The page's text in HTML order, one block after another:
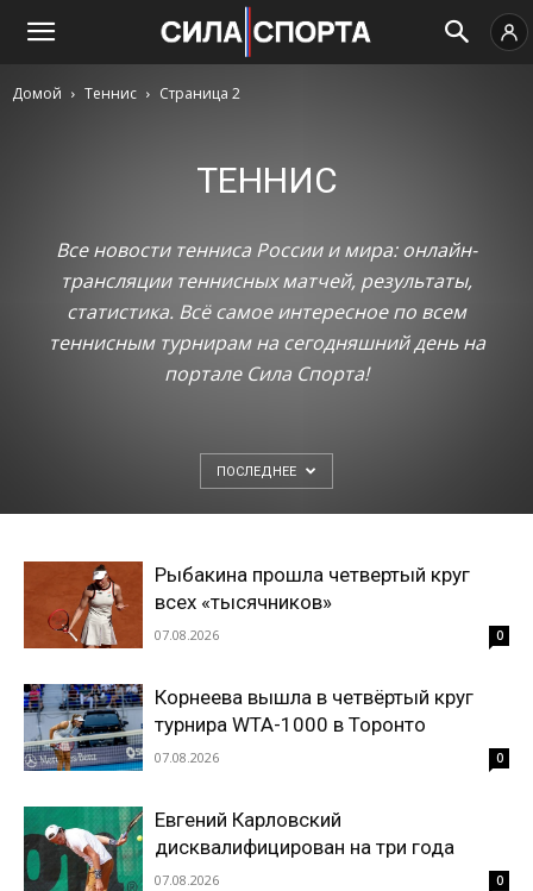
Домой Теннис Страница 2
ТЕННИС
Все новости тенниса России и мира: онлайн-
трансляции теннисных матчей, результаты,
статистика. Всё самое интересное по всем
теннисным турнирам на сегодняшний день на
портале Сила Спорта!
Новости тенниса на сегодня: экспресс-новости
ПОСЛЕДНЕЕ
Рыбакина прошла четвертый круг
всех «тысячников»
07.08.2026 0
Корнеева вышла в четвёртый круг
турнира WTA-1000 в Торонто
07.08.2026 0
Евгений Карловский
дисквалифицирован на три года
07.08.2026 0